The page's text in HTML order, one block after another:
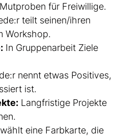
für Freiwillige.
teilt seinen/ihren
Workshop.
In Gruppenarbeit Ziele
nennt etwas Positives,
ist.
Langfristige Projekte
eine Farbkarte, die